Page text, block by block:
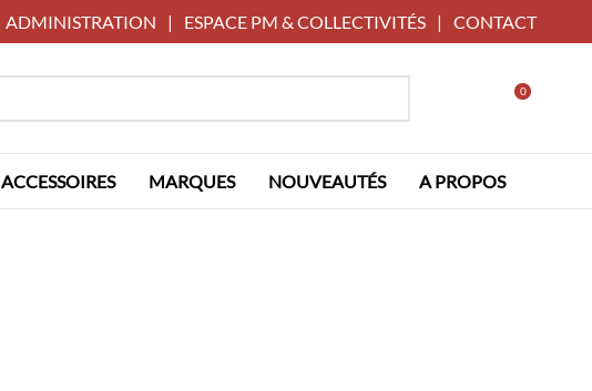
ADMINISTRATION | ESPACE PM & COLLECTIVITÉS | CONTACT
0
ACCESSOIRES MARQUES NOUVEAUTÉS A PROPOS